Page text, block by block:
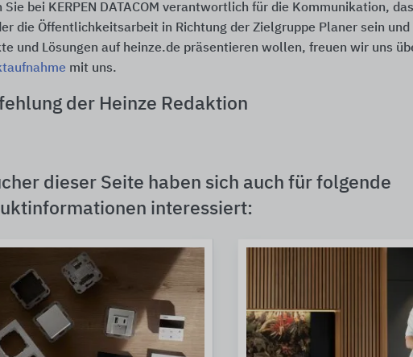
Sie bei KERPEN DATACOM verantwortlich für die Kommunikation,
die Öffentlichkeitsarbeit in Richtung der Zielgruppe Planer sein
und Lösungen auf heinze.de präsentieren wollen, freuen wir uns
mit uns.
der Heinze Redaktion
dieser Seite haben sich auch für folgende
interessiert: